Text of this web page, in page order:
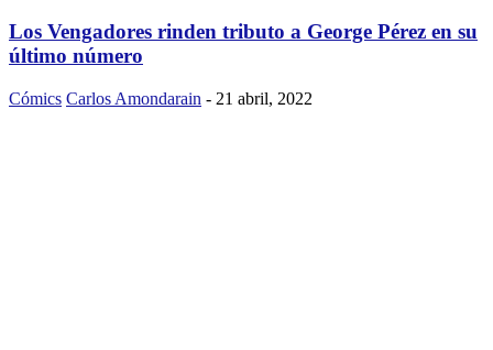
Los Vengadores rinden tributo a George Pérez en su
último número
Cómics Carlos Amondarain - 21 abril, 2022